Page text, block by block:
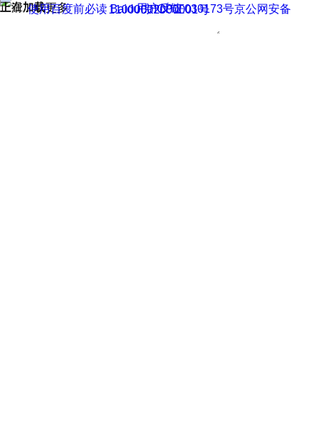
正在加载
上滑加载更多 用户反馈
使用百度前必读 Baidu 京ICP证030173号
京公网安备11000002000001号